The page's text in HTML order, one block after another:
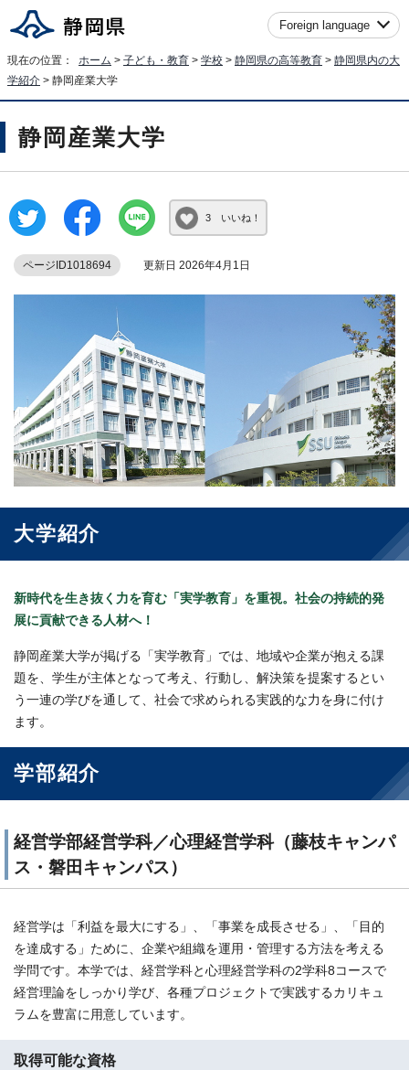
Foreign language
現在の位置： ホーム > 子ども・教育 > 学校 > 静岡県の高等教育 > 静岡県内の大
学紹介 > 静岡産業大学
静岡産業大学
3 いいね！
ページID1018694 更新日 2026年4月1日
大学紹介
新時代を生き抜く力を育む「実学教育」を重視。社会の持続的発
展に貢献できる人材へ！
静岡産業大学が掲げる「実学教育」では、地域や企業が抱える課
題を、学生が主体となって考え、行動し、解決策を提案するとい
う一連の学びを通して、社会で求められる実践的な力を身に付け
ます。
学部紹介
経営学部経営学科／心理経営学科（藤枝キャンパ
ス・磐田キャンパス）
経営学は「利益を最大にする」、「事業を成長させる」、「目的
を達成する」ために、企業や組織を運用・管理する方法を考える
学問です。本学では、経営学科と心理経営学科の2学科8コースで
経営理論をしっかり学び、各種プロジェクトで実践するカリキュ
ラムを豊富に用意しています。
取得可能な資格